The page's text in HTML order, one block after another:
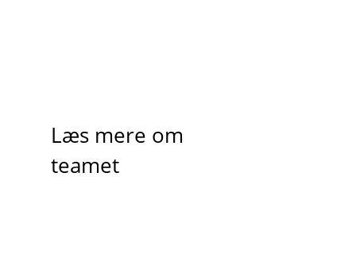
Læs mere om
teamet